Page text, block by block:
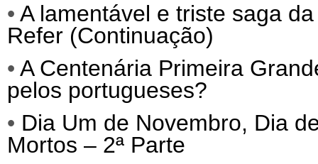
• A lamentável e triste saga
Refer (Continuação)
• A Centenária Primeira
pelos portugueses?
• Dia Um de Novembro, Dia
Mortos – 2ª Parte